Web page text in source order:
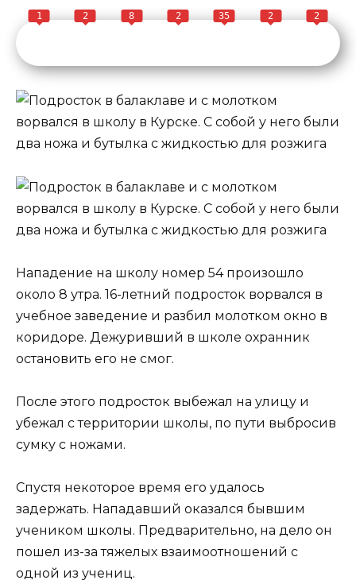
1 2 8 2 35 2 2
Нападение на школу номер 54 произошло
около 8 утра. 16-летний подросток ворвался в
учебное заведение и разбил молотком окно в
коридоре. Дежуривший в школе охранник
остановить его не смог.
После этого подросток выбежал на улицу и
убежал с территории школы, по пути выбросив
сумку с ножами.
Спустя некоторое время его удалось
задержать. Нападавший оказался бывшим
учеником школы. Предварительно, на дело он
пошел из-за тяжелых взаимоотношений с
одной из учениц.